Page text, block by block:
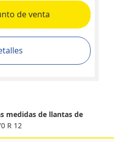
de venta
medidas de llantas de
R 12